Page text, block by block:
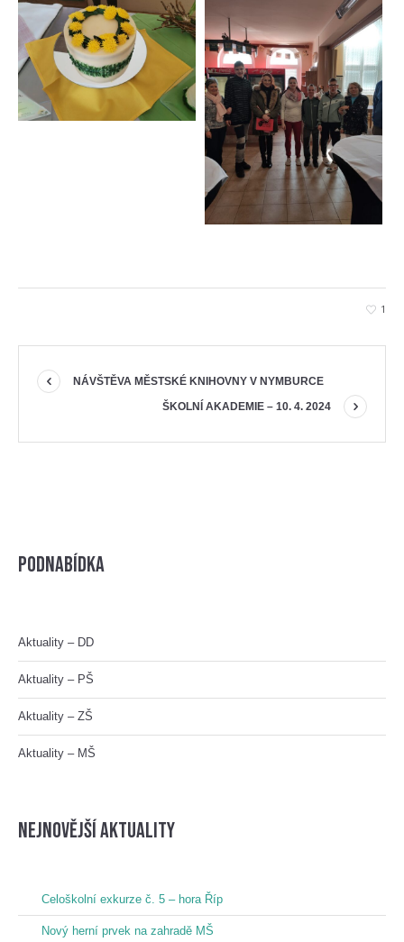
1
NÁVŠTĚVA MĚSTSKÉ KNIHOVNY V NYMBURCE
ŠKOLNÍ AKADEMIE – 10. 4. 2024
Podnabídka
Aktuality – DD
Aktuality – PŠ
Aktuality – ZŠ
Aktuality – MŠ
nejnovější aktuality
Celoškolní exkurze č. 5 – hora Říp
Nový herní prvek na zahradě MŠ